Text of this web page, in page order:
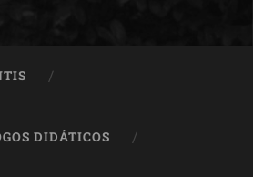
DIDÁTICOS